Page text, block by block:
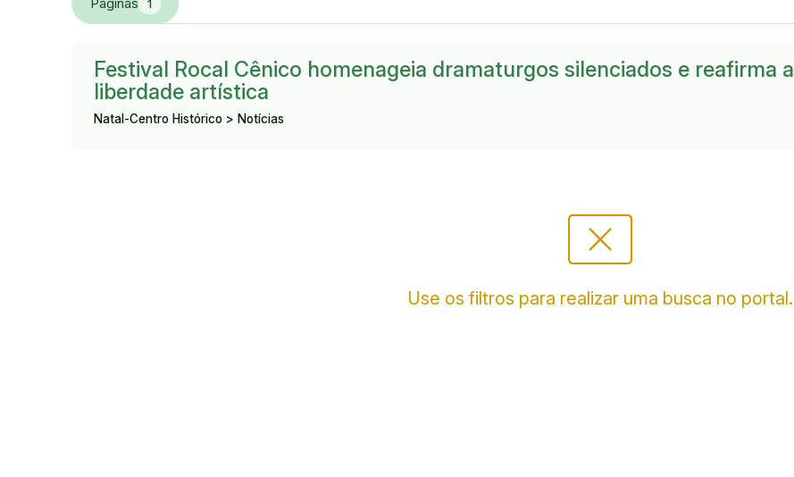
1
Festival Rocal Cênico homenageia dramaturgos silenciados e reafirma a
liberdade artística
Natal-Centro Histórico > Notícias
cancel_presentation
Use os filtros para realizar uma busca no portal.